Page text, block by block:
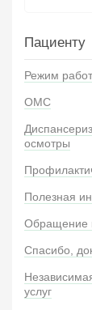
Пациенту
Режим
ОМС
осмотры
Полезная
Обращение
Спасибо,
услуг